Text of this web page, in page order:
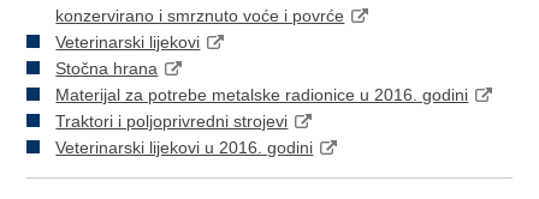
konzervirano i smrznuto voće i povrće
Veterinarski lijekovi
Stočna hrana
Materijal za potrebe metalske radionice u 2016. godini
Traktori i poljoprivredni strojevi
Veterinarski lijekovi u 2016. godini